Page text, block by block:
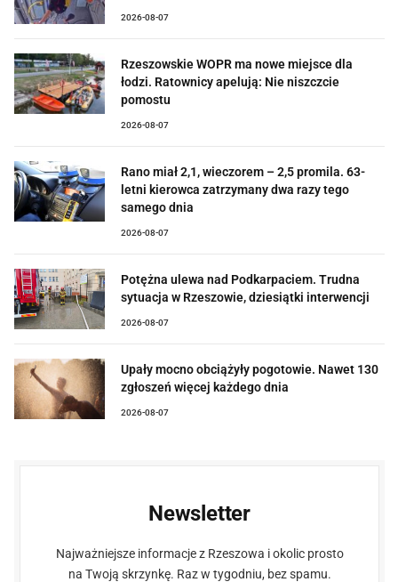
2026-08-07
Rzeszowskie WOPR ma nowe miejsce dla
łodzi. Ratownicy apelują: Nie niszczcie
pomostu
2026-08-07
Rano miał 2,1, wieczorem – 2,5 promila. 63-
letni kierowca zatrzymany dwa razy tego
samego dnia
2026-08-07
Potężna ulewa nad Podkarpaciem. Trudna
sytuacja w Rzeszowie, dziesiątki interwencji
2026-08-07
Upały mocno obciążyły pogotowie. Nawet 130
zgłoszeń więcej każdego dnia
2026-08-07
Newsletter
Najważniejsze informacje z Rzeszowa i okolic prosto
na Twoją skrzynkę. Raz w tygodniu, bez spamu.